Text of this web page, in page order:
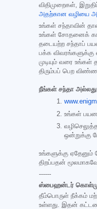
விதிமுறைகள்,
அதற்கான வழியை
உங்கள் சந்தாவின்
உங்கள் சோதனைக்
தடையற்ற சந்தாப்
பக்க
முடியும் வரை
திரும்பப் பெற
நீங்கள் சந்தா
உங்கள்
ஒன்றுக்கு
உங்களுக்கு
திறப்பதன்
------
ஸ்பைஹன்டர்
தீம்பொருள் நீக்கம்
உள்ளது. இதன்